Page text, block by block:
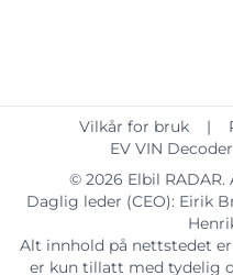
Vilkår for bruk |
EV VIN Decoder
© 2026 Elbil RADAR.
Daglig leder (CEO): Eirik
Alt innhold på nettstedet
er kun tillatt med tydelig